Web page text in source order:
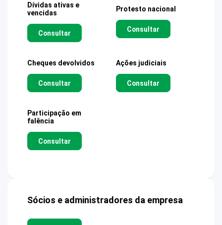
Dívidas ativas e
vencidas
Consultar
Protesto nacional
Consultar
Cheques devolvidos
Consultar
Ações judiciais
Consultar
Participação em
falência
Consultar
Sócios e administradores da empresa